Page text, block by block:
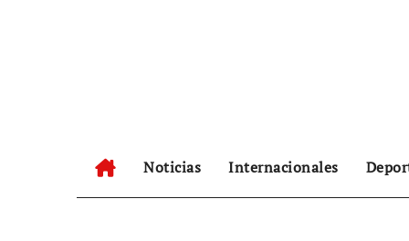
Noticias Internacionales